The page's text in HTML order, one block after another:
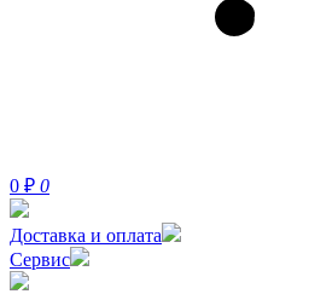
0 ₽ 0
Доставка и оплата
Сервис